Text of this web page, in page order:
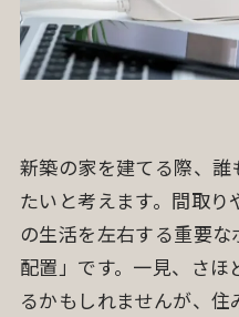
新築の家を建てる際、
たいと考えます。間取り
の生活を左右する重要
配置」です。一見、さ
るかもしれませんが、